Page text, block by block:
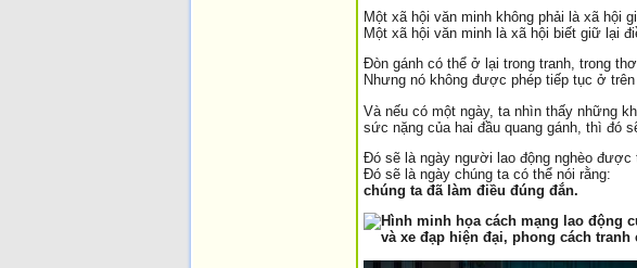
Một xã hội văn minh không phải là xã hội
Một xã hội văn minh là xã hội biết giữ lại
Đòn gánh có thể ở lại trong tranh, trong
Nhưng nó không được phép tiếp tục ở
Và nếu có một ngày, ta nhìn thấy những
sức nặng của hai đầu quang gánh, thì đó
Đó sẽ là ngày người lao động nghèo được
Đó sẽ là ngày chúng ta có thể nói rằng:
chúng ta đã làm điều đúng đắn.